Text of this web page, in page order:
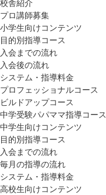
校舎紹介
プロ講師募集
小学生向けコンテンツ
目的別指導コース
入会までの流れ
入会後の流れ
システム・指導料金
プロフェッショナルコース
ビルドアップコース
中学受験パパママ指導コース
中学生向けコンテンツ
目的別指導コース
入会までの流れ
毎月の指導の流れ
システム・指導料金
高校生向けコンテンツ